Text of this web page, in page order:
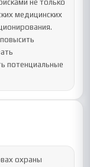
не только
медицинских
потенциальные
охраны